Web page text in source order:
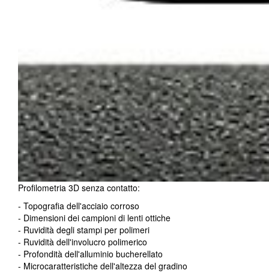
Profilometria 3D senza contatto:
- Topografia dell'acciaio corroso
- Dimensioni dei campioni di lenti ottiche
- Ruvidità degli stampi per polimeri
- Ruvidità dell'involucro polimerico
- Profondità dell'alluminio bucherellato
- Microcaratteristiche dell'altezza del gradino